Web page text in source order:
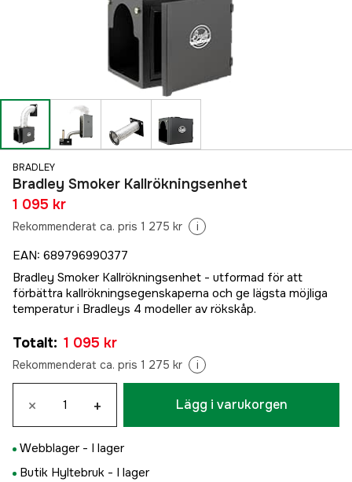
BRADLEY
Bradley Smoker Kallrökningsenhet
1 095 kr
Rekommenderat ca. pris 1 275 kr i
EAN: 689796990377
Bradley Smoker Kallrökningsenhet - utformad för att
förbättra kallrökningsegenskaperna och ge lägsta möjliga
temperatur i Bradleys 4 modeller av rökskåp.
Totalt: 1 095 kr
Rekommenderat ca. pris 1 275 kr i
× + Lägg i varukorgen
Webblager - I lager
Butik Hyltebruk - I lager